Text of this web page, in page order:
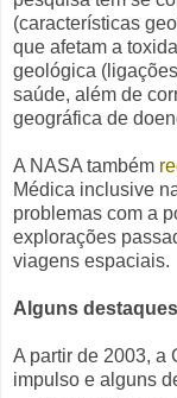
(características
que afetam a
geológica
saúde, além de
geográfica de
A NASA também
Médica inclusive
problemas com a
explorações
viagens espaciais.
Alguns
A partir de 2003, a
impulso e alguns